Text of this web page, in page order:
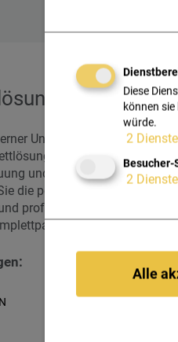
Unternehmens-IT-
aus einer Hand, bei
und aller erforderlichen
die perfekte individuelle
professionell. Fragen Sie
Diese
können
würde.
2 Dienste
2 Dienste
Alle